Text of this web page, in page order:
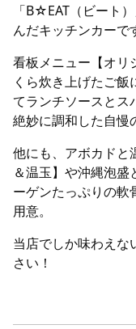
「B☆EAT（ビート
んだキッチンカーで
看板メニュー【オリ
くら炊き上げたご
てランチソースとス
絶妙に調和した自慢
他にも、アボカドと
＆温玉】や沖縄泡
ーゲンたっぷりの軟
用意。
当店でしか味わえな
さい！